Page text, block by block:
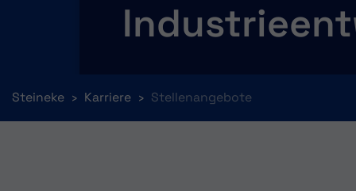
Steineke Karriere Stellenangebote